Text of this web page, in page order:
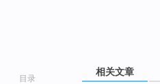
目录
相关文章